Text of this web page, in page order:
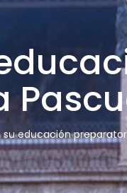
educación